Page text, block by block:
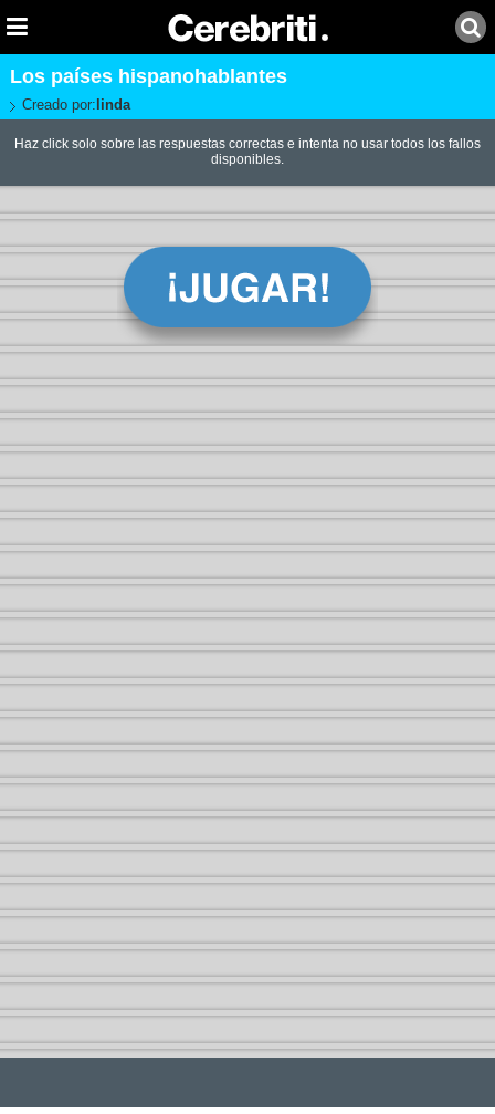
Los países hispanohablantes
Creado por: linda
Haz click solo sobre las respuestas correctas e intenta no usar todos los fallos
disponibles.